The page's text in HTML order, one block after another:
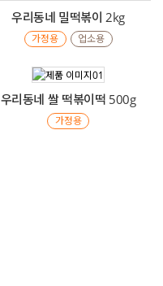
우리동네 밀떡볶이 2kg
가정용 업소용
우리동네 쌀 떡볶이떡 500g
가정용